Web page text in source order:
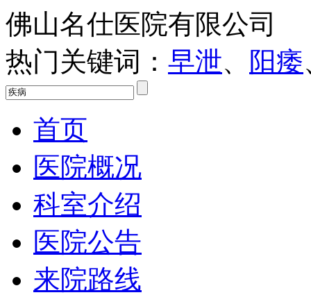
佛山名仕医院有限公司
热门关键词： 早泄、 阳痿
首页
医院概况
科室介绍
医院公告
来院路线